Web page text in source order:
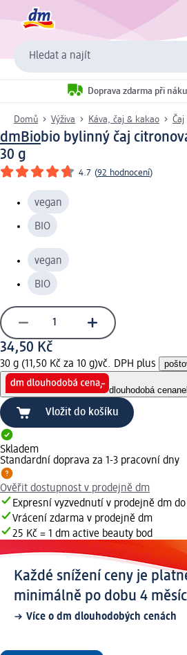
Hledat a najít
Doprava zdarma při
Domů Výživa Káva, čaj & kakao Čaj
dmBiobio bylinný čaj
30 g
4.7 (92 hodnocení)
vegan
BIO
vegan
BIO
34,50 Kč
30 g (11,50 Kč za 10 g)vč. DPH plus
dlouhodobá cena
Vložit do košíku
Skladem
Standardní doprava za 1-3 pracovní dny
Ověřit dostupnost v prodejně dm
Expresní vyzvednutí v prodejně dm
Vrácení zdarma v prodejně dm
25 Kč = 1 dm active beauty bod
Každé snížení ceny je
minimálně po dobu 4
Více o dm dlouhodobých cenách